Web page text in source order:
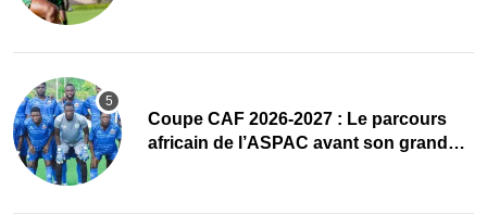
Coupe CAF 2026-2027 : Le parcours
africain de l’ASPAC avant son grand